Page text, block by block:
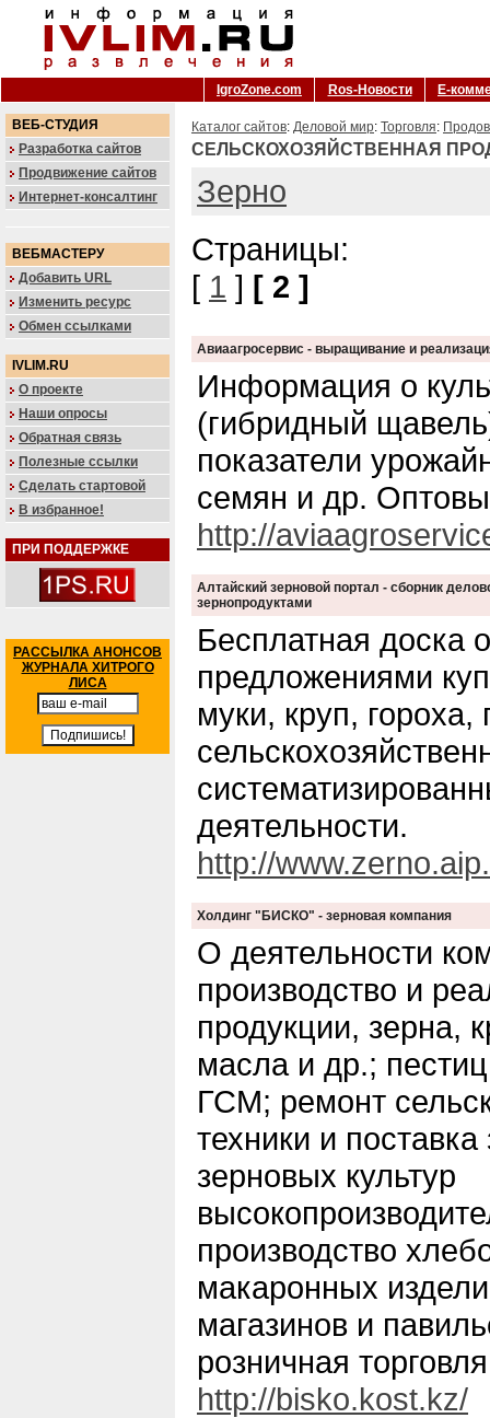
IgroZone.com Ros-Новости Е-
ВЕБ-СТУДИЯ
Разработка сайтов
Продвижение сайтов
Интернет-консалтинг
ВЕБМАСТЕРУ
Добавить URL
Изменить ресурс
Обмен ссылками
IVLIM.RU
О проекте
Наши опросы
Обратная связь
Полезные ссылки
Сделать стартовой
В избранное!
ПРИ ПОДДЕРЖКЕ
РАССЫЛКА АНОНСОВ
ЖУРНАЛА ХИТРОГО
ЛИСА
Каталог сайтов: Деловой мир: Торговля:
СЕЛЬСКОХОЗЯЙСТВЕННАЯ
Зерно
Страницы:
[ 1 ] [ 2 ]
Авиаагросервис - выращивание и
Информация о
(гибридный
показатели
семян и др.
http://
Алтайский зерновой портал - сборник
зернопродуктами
Бесплатная доска
предложениями
муки, круп,
деятельности.
http://
Холдинг "БИСКО" - зерновая компания
О деятельности
производство и
продукции, зерна,
масла и др.;
ГСМ; ремонт
техники и
зерновых культур
производство
макаронных
магазинов и
розничная
http://bisko.kost.kz/